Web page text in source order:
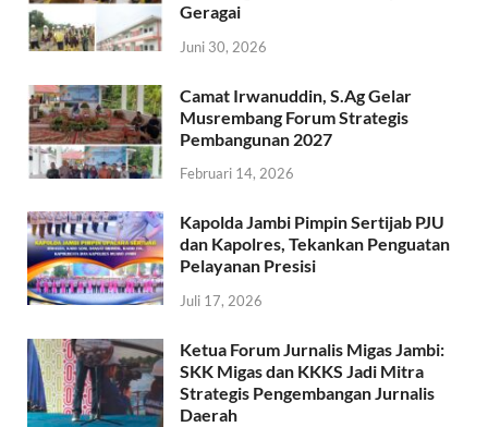
Geragai
Juni 30, 2026
Camat Irwanuddin, S.Ag Gelar
Musrembang Forum Strategis
Pembangunan 2027
Februari 14, 2026
Kapolda Jambi Pimpin Sertijab PJU
dan Kapolres, Tekankan Penguatan
Pelayanan Presisi
Juli 17, 2026
Ketua Forum Jurnalis Migas Jambi:
SKK Migas dan KKKS Jadi Mitra
Strategis Pengembangan Jurnalis
Daerah